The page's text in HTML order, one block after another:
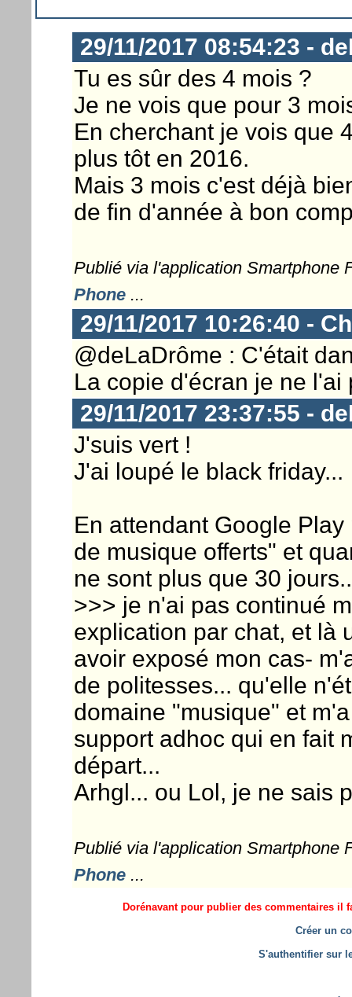
29/11/2017 08:54:23 -
Tu es sûr des 4 mois ?
Je ne vois que pour 3
En cherchant je vois que
plus tôt en 2016.
Mais 3 mois c'est déjà
de fin d'année à bon
Publié via l'application Smartphone
Phone...
29/11/2017 10:26:40 -
@deLaDrôme : C'était
La copie d'écran je ne l'ai
29/11/2017 23:37:55 -
J'suis vert !
J'ai loupé le black friday...
En attendant Google
de musique offerts" et
ne sont plus que 30
>>> je n'ai pas continué
explication par chat, et là
avoir exposé mon cas-
de politesses... qu'elle
domaine "musique" et
support adhoc qui en fait
départ...
Arhgl... ou Lol, je ne sais
Publié via l'application Smartphone
Phone...
Dorénavant pour publier des commentaires il
Créer un
S'authentifier sur